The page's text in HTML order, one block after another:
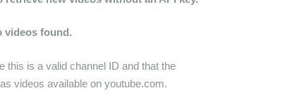
videos found.
this is a valid channel ID and that the
videos available on youtube.com.